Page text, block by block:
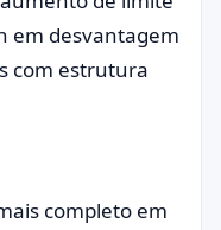
em desvantagem
com estrutura
completo em